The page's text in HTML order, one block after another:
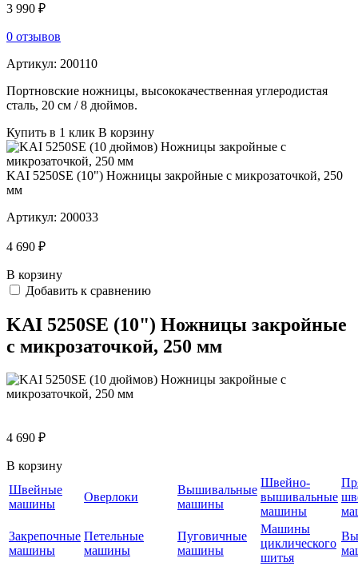
3 990 ₽
0 отзывов
Артикул: 200110
Портновские ножницы, высококачественная углеродистая
сталь, 20 см / 8 дюймов.
Купить в 1 клик В корзину
KAI 5250SE (10") Ножницы закройные с микрозаточкой, 250
мм
Артикул: 200033
4 690 ₽
В корзину
Добавить к сравнению
KAI 5250SE (10") Ножницы закройные
с микрозаточкой, 250 мм
4 690 ₽
В корзину
Швейные
машины
Оверлоки
Вышивальные
машины
Швейно-
вышивальные
машины
Закрепочные
машины
Петельные
машины
Пуговичные
машины
Машины
циклического
шитья